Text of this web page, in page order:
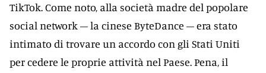
TikTok. Come noto, alla società madre del popolare
social network – la cinese ByteDance – era stato
intimato di trovare un accordo con gli Stati Uniti
per cedere le proprie attività nel Paese. Pena, il